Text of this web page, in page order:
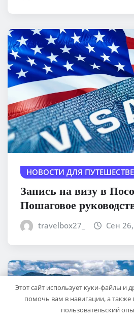
НОВОСТИ ДЛЯ
Запись на визу в
Пошаговое
travelbox27_ Сен
Этот сайт использует куки-файлы и
помочь вам в навигации, а
пользовательский